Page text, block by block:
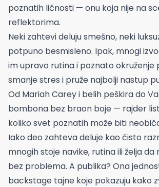
poznatih ličnosti — onu koja nije na
reflektorima.
Neki zahtevi deluju smešno, neki
potpuno besmisleno. Ipak, mnogi
im upravo rutina i poznato okruženje
smanje stres i pruže najbolji nastup
Od Mariah Carey i belih peškira do
bombona bez braon boje — rajder
koliko svet poznatih može biti
Iako deo zahteva deluje kao čisto
mnogih stoje navike, rutina ili želja
bez problema. A publika? Ona
backstage tajne koje pokazuju kako